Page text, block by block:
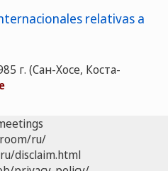
relativas a
г. (Сан-Хосе, Коста-
ru/
disclaim.html